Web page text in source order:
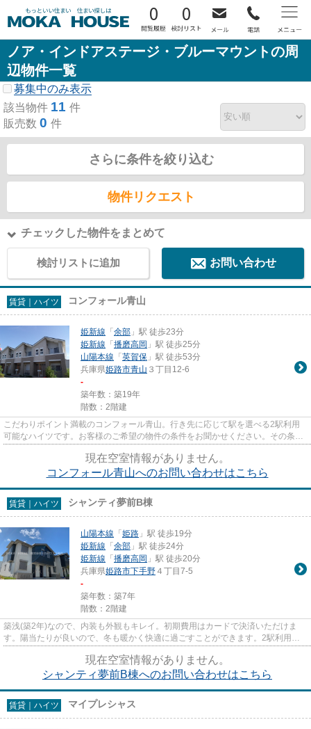
0 0
ノア・インドアステージ・ブルーマウントの周
辺物件一覧
募集中のみ表示
該当物件 11 件
販売数 0 件
さらに条件を絞り込む
物件リクエスト
チェックした物件をまとめて
検討リストに追加 お問い合わせ
賃貸｜ハイツ コンフォール青山
姫新線 「余部 」駅 徒歩23分
姫新線 「播磨高岡 」駅 徒歩25分
山陽本線 「英賀保 」駅 徒歩53分
兵庫県姫路市青山 ３丁目12-6
-
築年数：築19年
階数：2階建
こだわりポイント満載のコンフォール青山。行き先に応じて駅を選べる2駅利用
可能なハイツです。お客様のご希望の物件の条件をお聞かせください。その条件
に合った物件を私たちスタッフ...
現在空室情報がありません。
コンフォール青山へのお問い合わせはこちら
賃貸｜ハイツ シャンティ夢前B棟
山陽本線 「姫路 」駅 徒歩19分
姫新線 「余部 」駅 徒歩24分
姫新線 「播磨高岡 」駅 徒歩20分
兵庫県姫路市下手野 ４丁目7-5
-
築年数：築7年
階数：2階建
築浅(築2年)なので、内装も外観もキレイ。初期費用はカードで決済いただけま
す。陽当たりが良いので、冬も暖かく快適に過ごすことができます。2駅利用可
能な物件なので、交通経路を選...
現在空室情報がありません。
シャンティ夢前B棟へのお問い合わせはこちら
賃貸｜ハイツ マイプレシャス